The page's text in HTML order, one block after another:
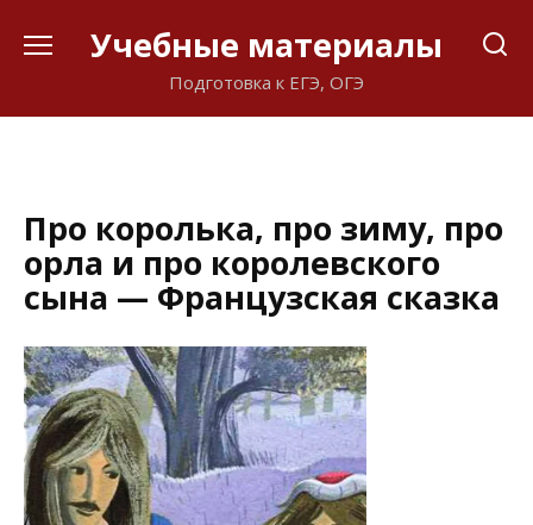
Учебные материалы
Подготовка к ЕГЭ, ОГЭ
Про королька, про зиму, про
орла и про королевского
сына — Французская сказка